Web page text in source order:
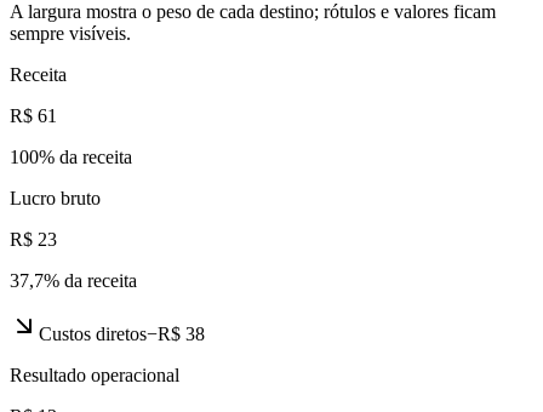
A largura mostra o peso de cada destino; rótulos e valores ficam
sempre visíveis.
Receita
R$ 61
100% da receita
Lucro bruto
R$ 23
37,7% da receita
Custos diretos−R$ 38
Resultado operacional